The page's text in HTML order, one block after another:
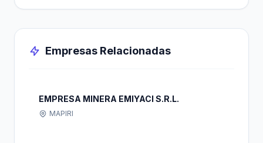
Empresas Relacionadas
EMPRESA MINERA EMIYACI S.R.L.
MAPIRI